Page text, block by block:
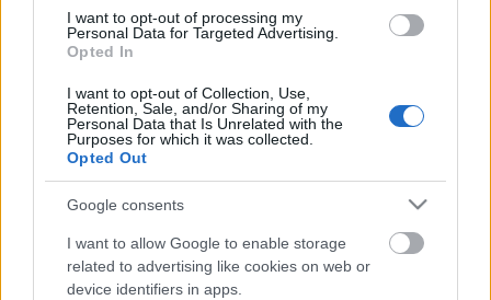
I want to opt-out of processing my
Personal Data for Targeted Advertising.
Opted In
I want to opt-out of Collection, Use,
Retention, Sale, and/or Sharing of my
Personal Data that Is Unrelated with the
Purposes for which it was collected.
Opted Out
Google consents
I want to allow Google to enable storage
related to advertising like cookies on web or
device identifiers in apps.
Zene: Monostori János, szöveg: Takáts Eszter, Lőrincz
Nikolett
Klip szereplők és kitalálók: Barsi Márton, Lőrincz
Nikolett, Monostori János, Takáts Eszter
Technikai segítők: Szabó Zsolt, Krajcsi Zsolt,
Monostori Waller Bernadett, Beke Csaba
Master: Gyulai Ádám
Videó utómunka, vágás: Takáts Eszter
További
információk: https://www.facebook.com/MoJazzter-